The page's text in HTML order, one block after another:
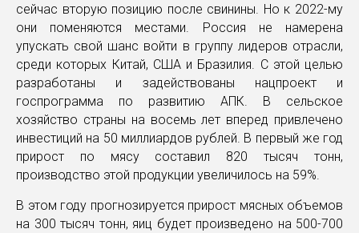
сейчас вторую позицию после свинины. Но к 2022-му
они поменяются местами. Россия не намерена
упускать свой шанс войти в группу лидеров отрасли,
среди которых Китай, США и Бразилия. С этой целью
разработаны и задействованы нацпроект и
госпрограмма по развитию АПК. В сельское
хозяйство страны на восемь лет вперед привлечено
инвестиций на 50 миллиардов рублей. В первый же год
прирост по мясу составил 820 тысяч тонн,
производство этой продукции увеличилось на 59%.
В этом году прогнозируется прирост мясных объемов
на 300 тысяч тонн, яиц будет произведено на 500-700